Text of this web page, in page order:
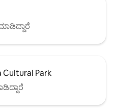
Cultural Park